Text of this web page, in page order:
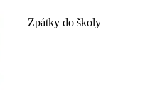
Zpátky do školy